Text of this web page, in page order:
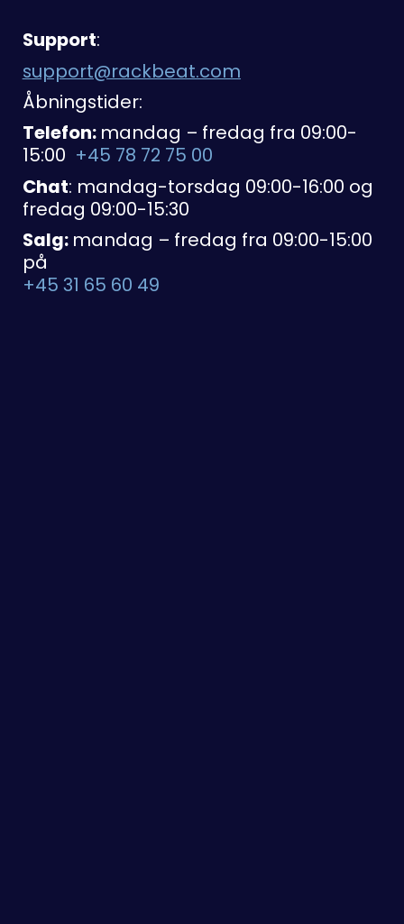
Support:
support@rackbeat.com
Åbningstider:
Telefon: mandag – fredag fra 09:00-
15:00 +45 78 72 75 00
Chat: mandag-torsdag 09:00-16:00 og
fredag 09:00-15:30
Salg: mandag – fredag fra 09:00-15:00
på
+45 31 65 60 49